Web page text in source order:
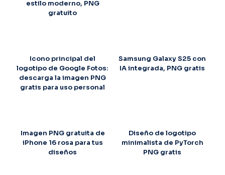
estilo moderno, PNG
gratuito
Icono principal del
logotipo de Google Fotos:
descarga la imagen PNG
gratis para uso personal
Samsung Galaxy S25 con
IA integrada, PNG gratis
Imagen PNG gratuita de
iPhone 16 rosa para tus
diseños
Diseño de logotipo
minimalista de PyTorch
PNG gratis